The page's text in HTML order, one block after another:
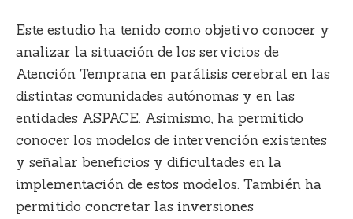
Este estudio ha tenido como objetivo conocer y
analizar la situación de los servicios de
Atención Temprana en parálisis cerebral en las
distintas comunidades autónomas y en las
entidades ASPACE. Asimismo, ha permitido
conocer los modelos de intervención existentes
y señalar beneficios y dificultades en la
implementación de estos modelos. También ha
permitido concretar las inversiones